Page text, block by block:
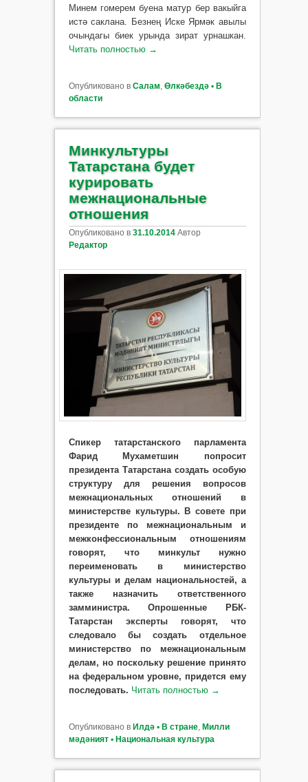
Минем гомерем буена матур бер вакыйга
истә саклана. Безнең Иске Ярмәк авылы
очындагы биек урында зират урнашкан.
Читать полностью →
Опубликовано в Салам Өлкәбездә ▪ В
области
Минкультуры
Татарстана будет
курировать
межнациональные
отношения
Опубликовано в 31.10.2014 Автор
Редактор
Спикер татарстанского парламента
Фарид Мухаметшин попросит
президента Татарстана создать особую
структуру для решения вопросов
межнациональных отношений в
министерстве культуры. В совете при
президенте по межнациональным и
межконфессиональным отношениям
говорят, что минкульт нужно
переименовать в министерство
культуры и делам национальностей, а
также назначить ответственного
замминистра. Опрошенные РБК-
Татарстан эксперты говорят, что
следовало бы создать отдельное
министерство по межнациональным
делам, но поскольку решение принято
на федеральном уровне, придется ему
последовать. Читать полностью →
Опубликовано в Илдә ▪ В стране, Милли
мәдәният ▪ Национальная культура